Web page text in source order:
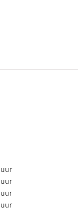
uur
uur
uur
uur